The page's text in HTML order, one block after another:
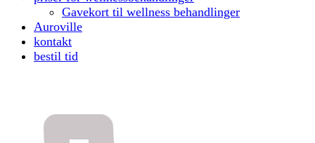
Gavekort til wellness behandlinger
Auroville
kontakt
bestil tid